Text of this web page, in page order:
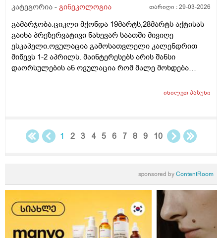
კატეგორია - გინეკოლოგია თარიღი :29-03-2026
გამარჯობა.ციკლი მქონდა 19მარტს,28მარტს აქტისას
გაიხა პრეზერვატივი ნახევარ საათში მივიღე
ესკაპელი.ოვულაცია გამოსათვლელი კალენდრით
მიწევს 1-2 აპრილს. მაინტერესებს არის შანსი
დაორსულების ან ოვულაცია რომ მალე მოხდება
კვებაზე მყავს ბავშვი ხშირდ ვერ ვთავაზობ და იქნებ
იხილეთპასუხი
1 2 3 4 5 6 7 8 9 10
sponsored byContentRoom